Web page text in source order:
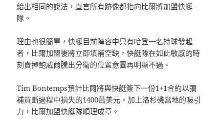
給出相同的說法，直言所有跡像都指向比爾將加盟快艇
隊。
理由也很簡單，快艇目前陣容中只有哈登一名持球發起
者，比爾加盟後將立即填補空缺，快艇隊在如此敏感的時
刻賣掉鮑威爾騰出分衛的位置意圖再明顯不過。
Tim Bontemps預計比爾將與快艇簽下一份1+1合約以彌
補買斷過程中損失的1400萬美元，加上洛杉磯當地的吸引
力，比爾加盟快艇隊順理成章。